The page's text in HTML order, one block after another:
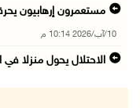
مستعمرون إرهابيون
10/آب/2026 10:14 م
الاحتلال يحول منزلا